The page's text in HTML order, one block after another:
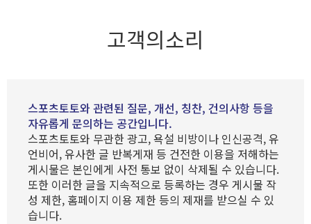
고객의소리
스포츠토토와 관련된 질문, 개선, 칭찬, 건의사항 등을
자유롭게 문의하는 공간입니다.
스포츠토토와 무관한 광고, 욕설 비방이나 인신공격, 유
언비어, 유사한 글 반복게재 등 건전한 이용을 저해하는
게시물은 본인에게 사전 통보 없이 삭제될 수 있습니다.
또한 이러한 글을 지속적으로 등록하는 경우 게시물 작
성 제한, 홈페이지 이용 제한 등의 제재를 받으실 수 있
습니다.